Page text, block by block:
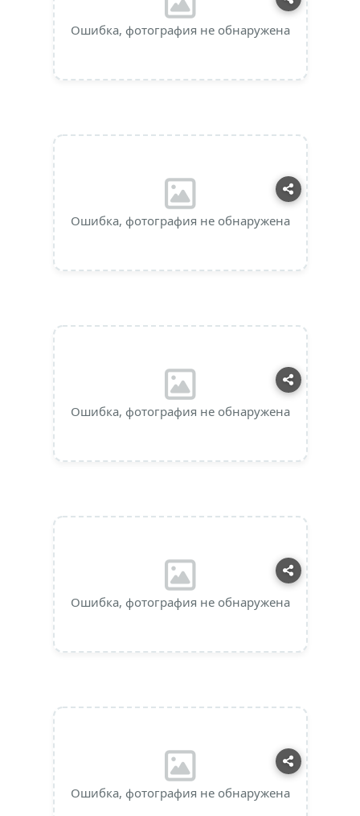
Ошибка, фотография не обнаружена
Ошибка, фотография не обнаружена
Ошибка, фотография не обнаружена
Ошибка, фотография не обнаружена
Ошибка, фотография не обнаружена